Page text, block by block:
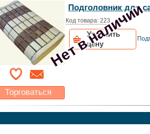
Нет в наличии
Торговаться
Какая цена Вас
устроит?
Подголовник для
Код товара: 223
Уточнить
цену